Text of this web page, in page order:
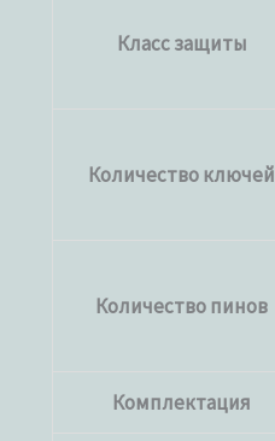
Класс защиты
Количество ключей
Количество пинов
Комплектация